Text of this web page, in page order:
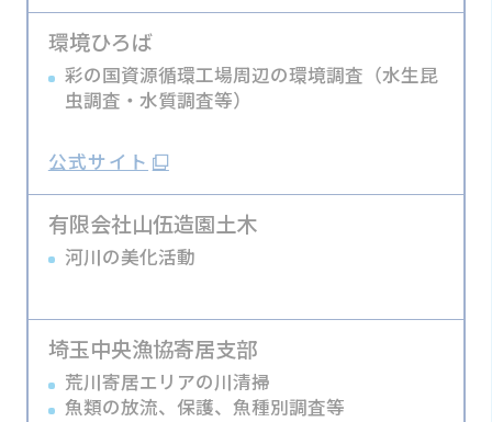
環境ひろば
彩の国資源循環工場周辺の環境調査（水生昆
虫調査・水質調査等）
公式サイト
有限会社山伍造園土木
河川の美化活動
埼玉中央漁協寄居支部
荒川寄居エリアの川清掃
魚類の放流、保護、魚種別調査等